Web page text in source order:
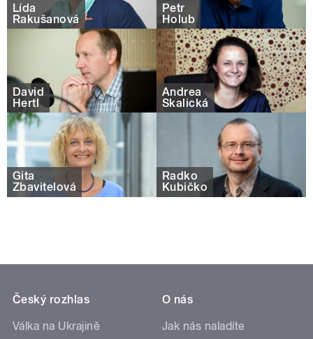
Lída
Rakušanová
Petr
Holub
David
Hertl
Andrea
Skalická
Gita
Zbavitelová
Radko
Kubičko
Český rozhlas
Válka na Ukrajině
O nás
Jak nás naladíte